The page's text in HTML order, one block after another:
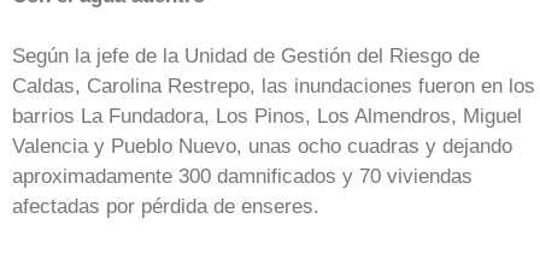
Según la jefe de la Unidad de Gestión del Riesgo de
Caldas, Carolina Restrepo, las inundaciones fueron en los
barrios La Fundadora, Los Pinos, Los Almendros, Miguel
Valencia y Pueblo Nuevo, unas ocho cuadras y dejando
aproximadamente 300 damnificados y 70 viviendas
afectadas por pérdida de enseres.